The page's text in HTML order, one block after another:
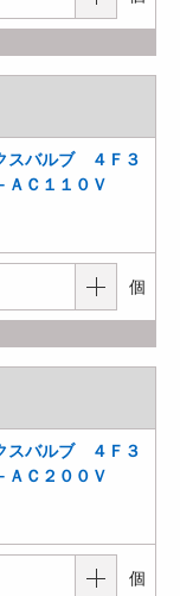
スバルブ ４Ｆ３
ＡＣ１１０Ｖ
個
スバルブ ４Ｆ３
ＡＣ２００Ｖ
個